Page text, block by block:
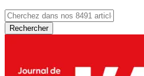
Rechercher